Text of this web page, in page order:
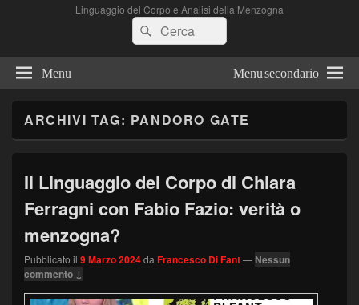
Linguaggio del Corpo e Analisi della Menzogna
Cerca:Cerca
Menu Menu secondario
ARCHIVI TAG: PANDORO GATE
Il Linguaggio del Corpo di Chiara
Ferragni con Fabio Fazio: verità o
menzogna?
Pubblicato il 9 Marzo 2024da Francesco Di Fant— Nessun
commento ↓